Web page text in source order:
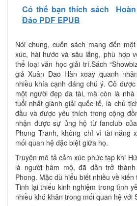
Có thể bạn thích sách
Đáo PDF EPUB
Nói chung, cuốn sách mang đến
xúc, hài hước và sâu lắng, phù hợp
thể loại văn học giải trí.Sách
giả Xuân Đao Hàn xoay quanh
nhiều khía cạnh đáng chú ý. Cô
một người đẹp đa tài, mà còn là
tuổi nhất giành giải quốc tế, là chủ
đầu và được yêu thích trong cộng
nhận được sự ủng hộ từ fanclub
Phong Tranh, không chỉ vì tài năng
mối quan hệ đặc biệt giữa họ.
Truyện mô tả cảm xúc phức tạp khi
là người hâm mộ, đã dần trở
Phong. Mặc dù hiểu biết nhiều về
Tinh lại thiếu kinh nghiệm trong tình
nhiều khó khăn trong mối quan hệ với